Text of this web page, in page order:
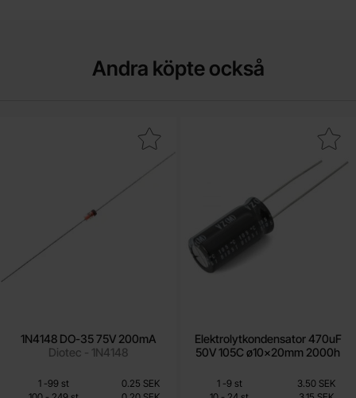
Andra köpte också
1N4148 DO-35 75V 200mA
Diotec - 1N4148
Makera 1N4148 DO-35 75V 200mA som favorit
Mängdrabatt
Pris /st
1 -till
99 st
0.25 SEK
Elektrolytkondensator 470uF
50V 105C ø10x20mm 2000h
Makera elektrolytkondensator 470uF 50V
Mängdrabatt
Pris /st
1 -till
9 st
3.50 SEK